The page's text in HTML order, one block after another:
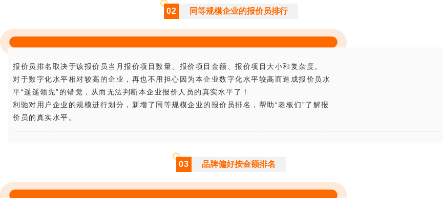
02 同等规模企业的报价员排行
报价员排名取决于该报价员当月报价项目数量、报价项目金额、报价项目大小和复杂度。
对于数字化水平相对较高的企业，再也不用担心因为本企业数字化水平较高而造成报价员水
平“遥遥领先”的错觉，从而无法判断本企业报价人员的真实水平了！
利驰对用户企业的规模进行划分，新增了同等规模企业的报价员排名，帮助“老板们”了解报
价员的真实水平。
03 品牌偏好按金额排名